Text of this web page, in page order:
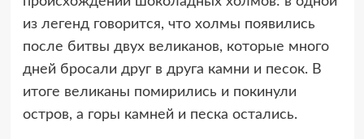
из легенд говорится, что холмы появились
после битвы двух великанов, которые много
дней бросали друг в друга камни и песок. В
итоге великаны помирились и покинули
остров, а горы камней и песка остались.